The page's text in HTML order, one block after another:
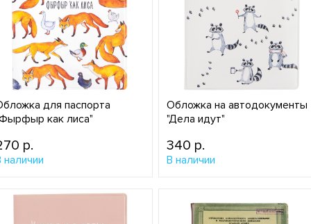
для паспорта
как лиса"
p.
наличии
Обложка на автодокументы
"Дела идут"
340 p.
В наличии